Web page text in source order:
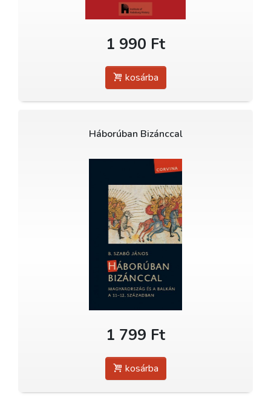
1 990 Ft
kosárba
Háborúban Bizánccal
1 799 Ft
kosárba